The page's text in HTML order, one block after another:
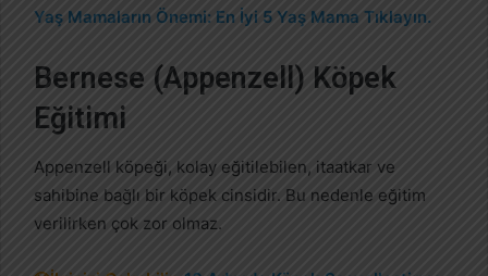
Yaş Mamaların Önemi: En İyi 5 Yaş Mama Tıklayın.
Bernese (Appenzell) Köpek
Eğitimi
Appenzell köpeği, kolay eğitilebilen, itaatkar ve
sahibine bağlı bir köpek cinsidir. Bu nedenle eğitim
verilirken çok zor olmaz.